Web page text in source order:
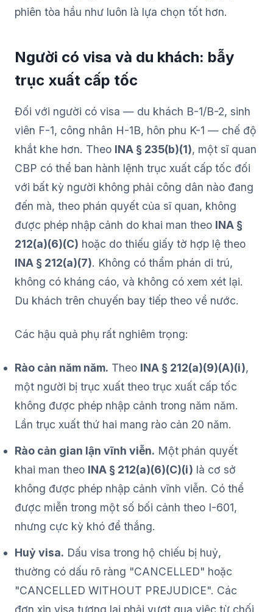
phiên tòa hầu như luôn là lựa chọn tốt hơn.
Người có visa và du khách: bẫy
trục xuất cấp tốc
Đối với người có visa — du khách B-1/B-2, sinh
viên F-1, công nhân H-1B, hôn phu K-1 — chế độ
khắt khe hơn. Theo INA § 235(b)(1), một sĩ quan
CBP có thể ban hành lệnh trục xuất cấp tốc đối
với bất kỳ người không phải công dân nào đang
đến mà, theo phán quyết của sĩ quan, không
được phép nhập cảnh do khai man theo INA §
212(a)(6)(C) hoặc do thiếu giấy tờ hợp lệ theo
INA § 212(a)(7). Không có thẩm phán di trú,
không có kháng cáo, và không có xem xét lại.
Du khách trên chuyến bay tiếp theo về nước.
Các hậu quả phụ rất nghiêm trọng:
Rào cản năm năm. Theo INA § 212(a)(9)(A)(i),
một người bị trục xuất theo trục xuất cấp tốc
không được phép nhập cảnh trong năm năm.
Lần trục xuất thứ hai mang rào cản 20 năm.
Rào cản gian lận vĩnh viễn. Một phán quyết
khai man theo INA § 212(a)(6)(C)(i) là cơ sở
không được phép nhập cảnh vĩnh viễn. Có thể
được miễn trong một số bối cảnh theo I-601,
nhưng cực kỳ khó để thắng.
Huỷ visa. Dấu visa trong hộ chiếu bị huỷ,
thường có dấu rõ ràng "CANCELLED" hoặc
"CANCELLED WITHOUT PREJUDICE". Các
đơn xin visa tương lai phải vượt qua việc từ chối